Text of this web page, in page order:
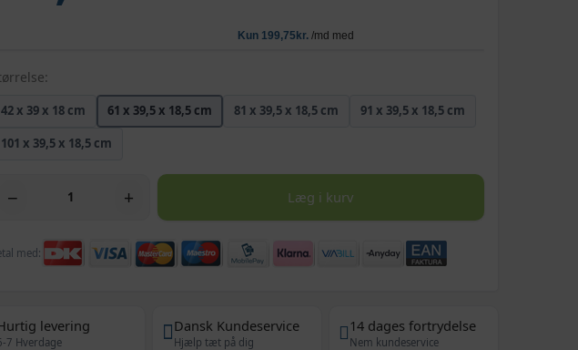
42 x 39 x 18 cm 61 x 39,5 x 18,5 cm 81 x 39,5 x 18,5 cm
91 x 39,5 x 18,5 cm
101 x 39,5 x 18,5 cm
− + Læg i kurv
med:
levering
7 Hverdage
Dansk Kundeservice
Hjælp tæt på dig
14 dages fortrydelse
Nem kundeservice